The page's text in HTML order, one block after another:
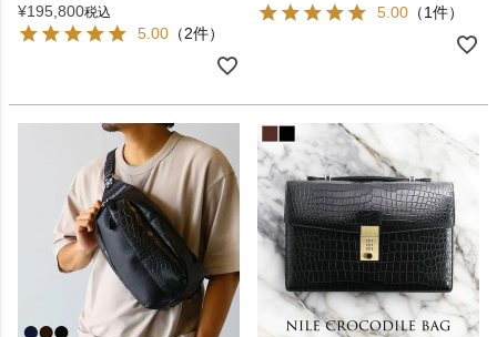
¥195,800税込
5.00 （2件）
5.00 （1件）